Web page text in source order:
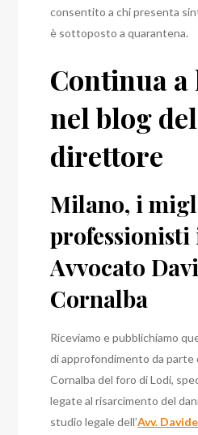
consentito a chi presenta
è sottoposto a quarantena.
Continua a
nel blog del
direttore
Milano, i
Avvocato
Cornalba
Riceviamo e pubblichiamo
di approfondimento da parte
Cornalba del foro di Lodi,
legate al risarcimento del
studio legale dell’Avv.